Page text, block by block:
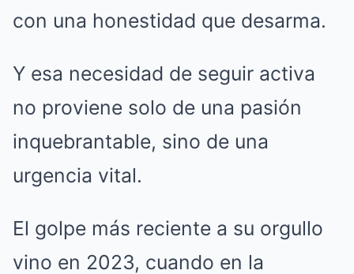
con una honestidad que desarma.
Y esa necesidad de seguir activa
no proviene solo de una pasión
inquebrantable, sino de una
urgencia vital.
El golpe más reciente a su orgullo
vino en 2023, cuando en la